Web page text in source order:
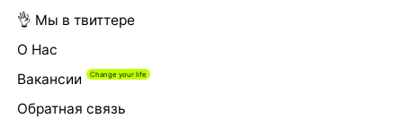
👌 Мы в твиттере
О Нас
Вакансии
Обратная связь